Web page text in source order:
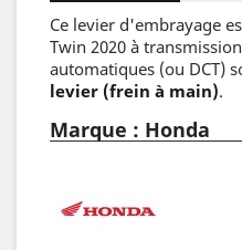
Ce levier d'embrayage
Twin 2020 à
automatiques (ou DCT)
levier (frein à main).
Marque : Honda